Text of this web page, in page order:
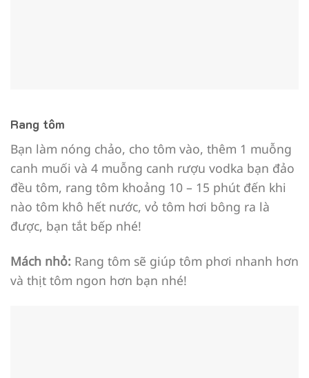
Rang tôm
Bạn làm nóng chảo, cho tôm vào, thêm 1 muỗng
canh muối và 4 muỗng canh rượu vodka bạn đảo
đều tôm, rang tôm khoảng 10 – 15 phút đến khi
nào tôm khô hết nước, vỏ tôm hơi bông ra là
được, bạn tắt bếp nhé!
Mách nhỏ: Rang tôm sẽ giúp tôm phơi nhanh hơn
và thịt tôm ngon hơn bạn nhé!